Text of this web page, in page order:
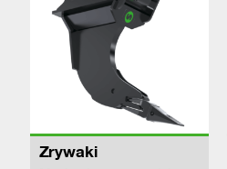
Zrywaki